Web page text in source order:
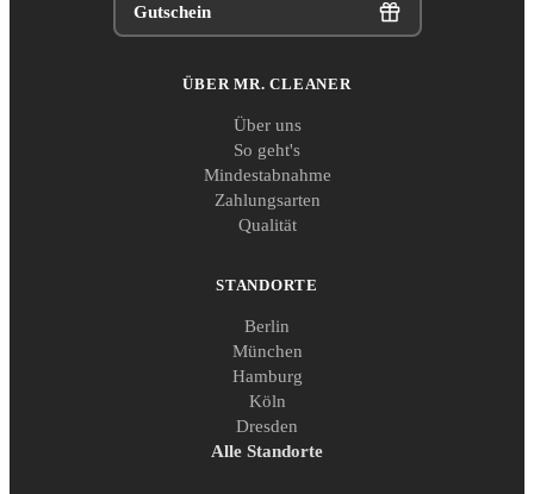
Gutschein
ÜBER MR. CLEANER
Über uns
So geht's
Mindestabnahme
Zahlungsarten
Qualität
STANDORTE
Berlin
München
Hamburg
Köln
Dresden
Alle Standorte